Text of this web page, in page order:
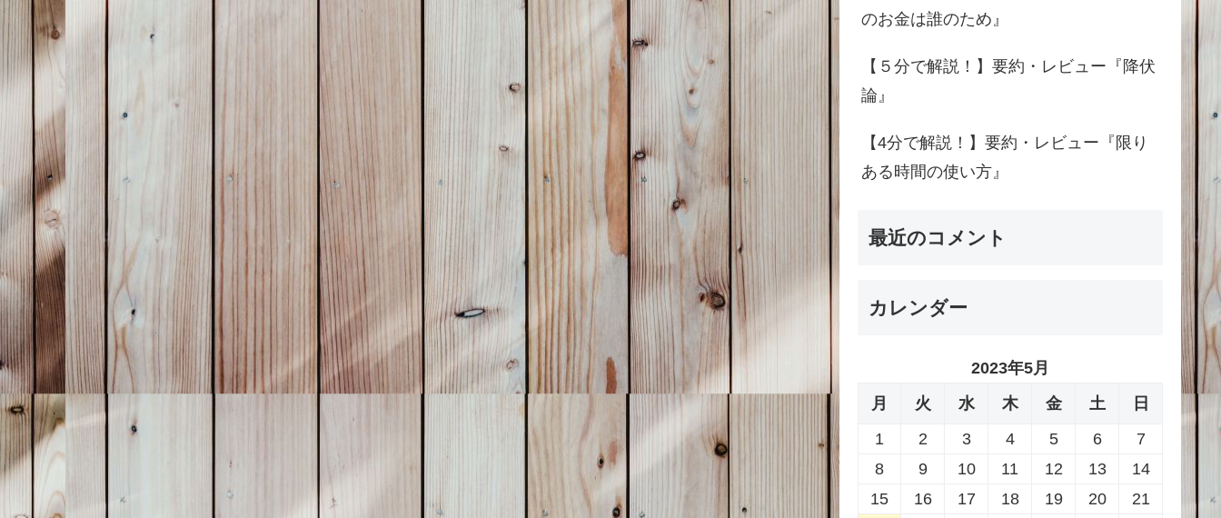
のお金は誰のため』
【５分で解説！】要約・レビュー『降伏
論』
【4分で解説！】要約・レビュー『限り
ある時間の使い方』
最近のコメント
カレンダー
2023年5月
月
火 水 木 金 土
日
1
2 3 4 5 6
7
8
9 10 11 12 13
14
15
16 17 18 19 20
21